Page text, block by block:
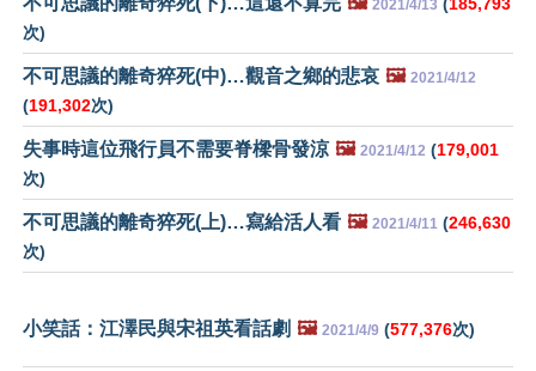
2021/4/13
次)
不可思議的離奇猝死(中)…觀音之鄉的悲哀 🖼️ 2021/4/12
(191,302次)
失事時這位飛行員不需要脊樑骨發涼 🖼️ 2021/4/12 (179,001
次)
不可思議的離奇猝死(上)…寫給活人看 🖼️ 2021/4/11 (246,630
次)
小笑話：江澤民與宋祖英看話劇 🖼️ 2021/4/9 (577,376次)